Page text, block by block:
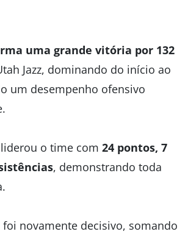
uma grande vitória por 132
Jazz, dominando do início ao
um desempenho ofensivo
liderou o time com 24 pontos, 7
, demonstrando toda
foi novamente decisivo, somando